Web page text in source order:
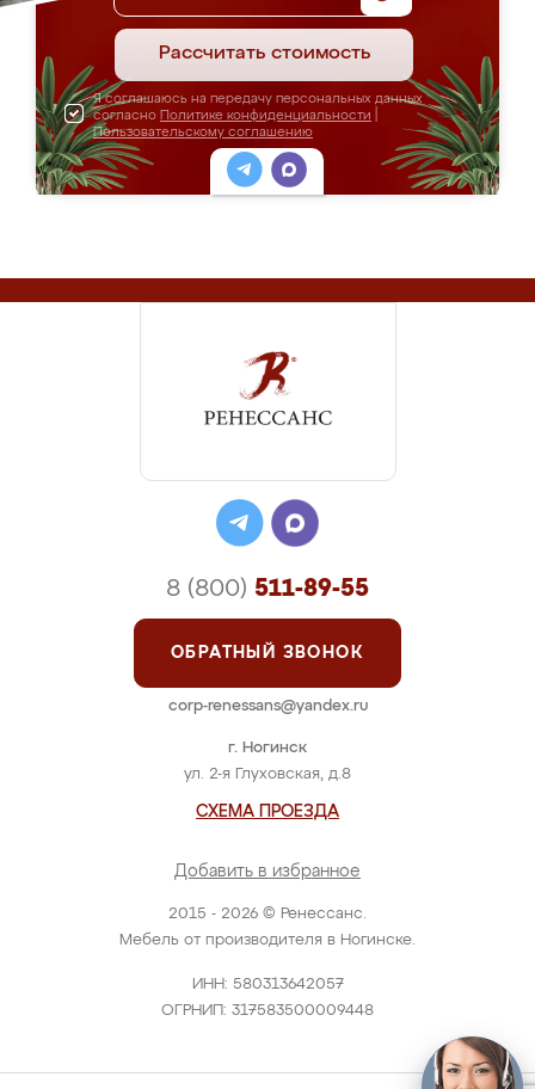
Рассчитать стоимость
Я соглашаюсь на передачу персональных данных
согласно Политике конфиденциальности
Пользовательскому соглашению
2015 - 2026 © Ренессанс.
Мебель от производителя в Ногинске.
ИНН: 580313642057
ОГРНИП: 317583500009448
г. Ногинск
ул. 2-я Глуховская, д.8
СХЕМА ПРОЕЗДА
Добавить в избранное
8 (800) 511-89-55
ОБРАТНЫЙ ЗВОНОК
corp-renessans@yandex.ru